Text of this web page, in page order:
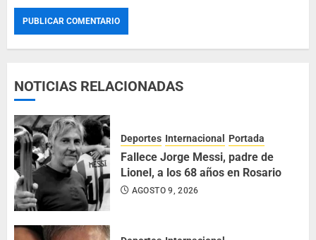
NOTICIAS RELACIONADAS
Deportes Internacional Portada
Fallece Jorge Messi, padre de
Lionel, a los 68 años en Rosario
AGOSTO 9, 2026